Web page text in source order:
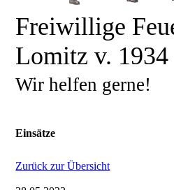
Freiwillige
Lomitz v. 1934
Wir helfen gerne!
Einsätze
Zurück zur Übersicht